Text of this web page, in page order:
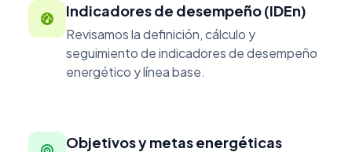
Indicadores de desempeño (IDEn)
Revisamos la definición, cálculo y
seguimiento de indicadores de desempeño
energético y línea base.
Objetivos y metas energéticas